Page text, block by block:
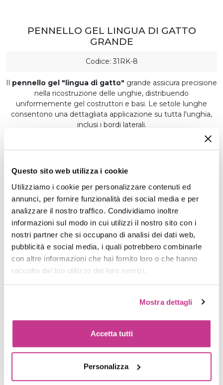
Questo sito web utilizza i cookie
Utilizziamo i cookie per personalizzare contenuti ed
annunci, per fornire funzionalità dei social media e per
analizzare il nostro traffico. Condividiamo inoltre
informazioni sul modo in cui utilizzi il nostro sito con i
nostri partner che si occupano di analisi dei dati web,
pubblicità e social media, i quali potrebbero combinarle
con altre informazioni che hai fornito loro o che hanno
raccolto dal tuo utilizzo dei loro servizi.
Mostra dettagli
Accetta tutti
Personalizza
PENNELLO GEL LINGUA DI GATTO
GRANDE
Codice: 31RK-8
Il pennello gel "lingua di gatto" grande assicura precisione
nella ricostruzione delle unghie, distribuendo
uniformemente gel costruttori e basi. Le setole lunghe
consentono una dettagliata applicazione su tutta l'unghia,
inclusi i bordi laterali.
CARATTERISTICHE
1 pz.
Produzione
Realizzato da Paesi extra UE
Utilizzo
Prodotto per uso professionale
€ 6,50
AGGIUNGI AL CARRELLO
Spedizione gratuita per ordini superiori a 39€